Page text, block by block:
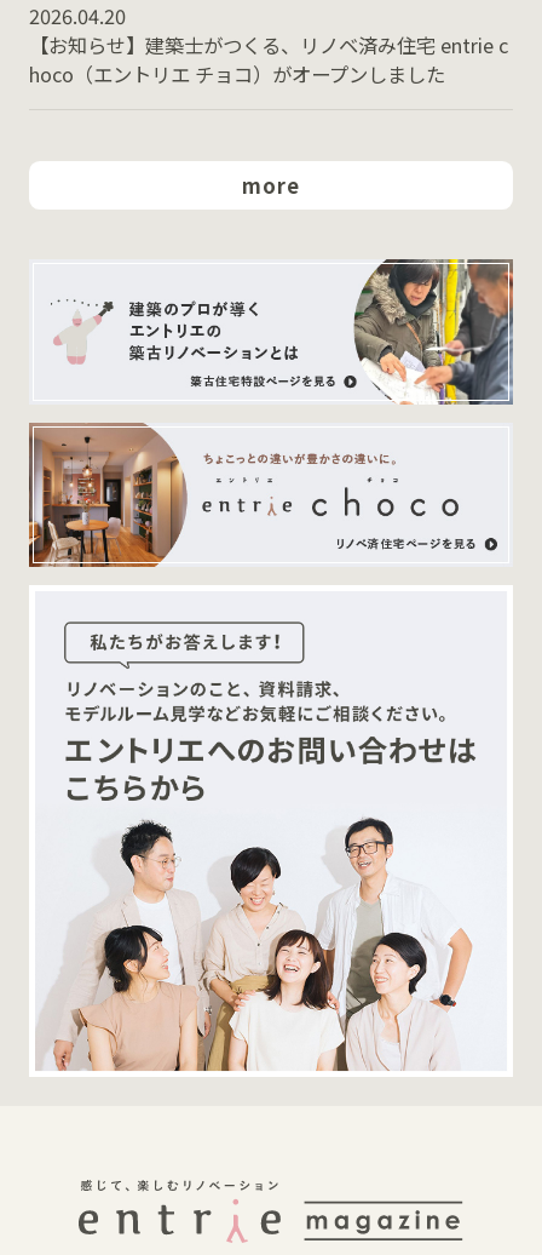
2026.04.20
【お知らせ】建築士がつくる、リノベ済み住宅 entrie c
hoco（エントリエ チョコ）がオープンしました
more